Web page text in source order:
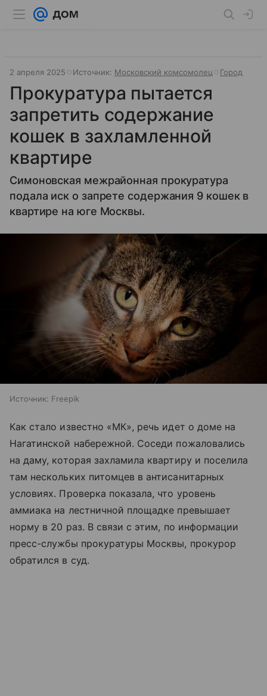
2 апреля 2025 Источник: Московский комсомолец Город
Прокуратура пытается
запретить содержание
кошек в захламленной
квартире
Симоновская межрайонная прокуратура
подала иск о запрете содержания 9 кошек в
квартире на юге Москвы.
Источник: Freepik
Как стало известно «МК», речь идет о доме на
Нагатинской набережной. Соседи пожаловались
на даму, которая захламила квартиру и поселила
там нескольких питомцев в антисанитарных
условиях. Проверка показала, что уровень
аммиака на лестничной площадке превышает
норму в 20 раз. В связи с этим, по информации
пресс-службы прокуратуры Москвы, прокурор
обратился в суд.